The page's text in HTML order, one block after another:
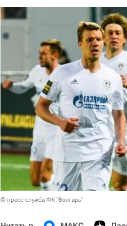
© пресс-служба ФК "Волгарь"